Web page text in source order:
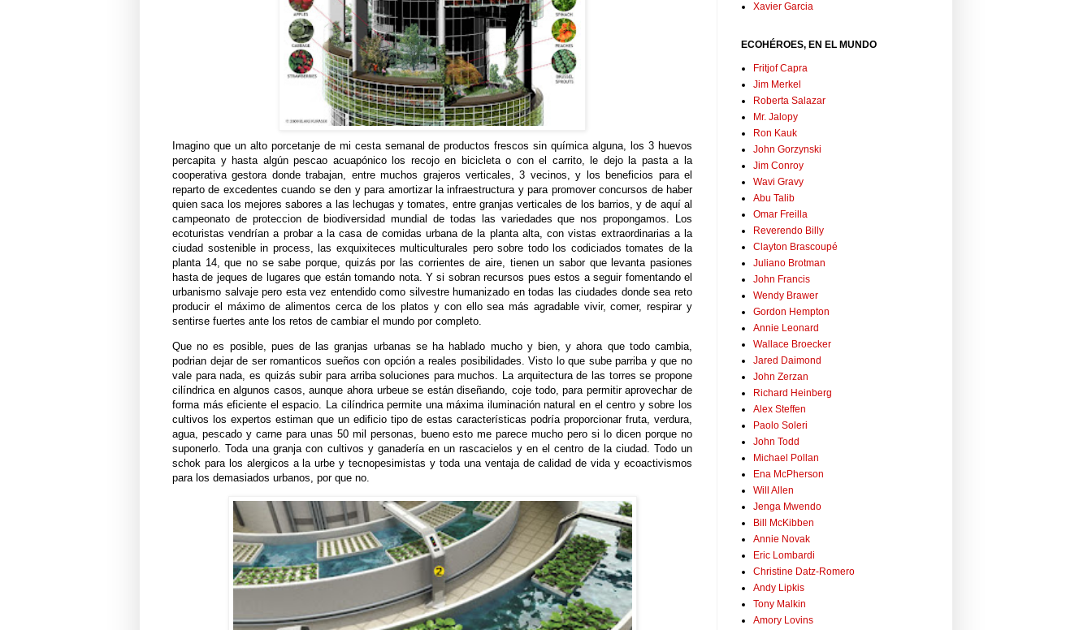
Imagino que un alto porcetanje de mi cesta semanal de productos frescos sin química alguna, los 3 huevos
percapita y hasta algún pescao acuapónico los recojo en bicicleta o con el carrito, le dejo la pasta a la
cooperativa gestora donde trabajan, entre muchos grajeros verticales, 3 vecinos, y los beneficios para el
reparto de excedentes cuando se den y para amortizar la infraestructura y para promover concursos de haber
quien saca los mejores sabores a las lechugas y tomates, entre granjas verticales de los barrios, y de aquí al
campeonato de proteccion de biodiversidad mundial de todas las variedades que nos propongamos. Los
ecoturistas vendrían a probar a la casa de comidas urbana de la planta alta, con vistas extraordinarias a la
ciudad sostenible in process, las exquixiteces multiculturales pero sobre todo los codiciados tomates de la
planta 14, que no se sabe porque, quizás por las corrientes de aire, tienen un sabor que levanta pasiones
hasta de jeques de lugares que están tomando nota. Y si sobran recursos pues estos a seguir fomentando el
urbanismo salvaje pero esta vez entendido como silvestre humanizado en todas las ciudades donde sea reto
producir el máximo de alimentos cerca de los platos y con ello sea más agradable vivir, comer, respirar y
sentirse fuertes ante los retos de cambiar el mundo por completo.
Que no es posible, pues de las granjas urbanas se ha hablado mucho y bien, y ahora que todo cambia,
podrian dejar de ser romanticos sueños con opción a reales posibilidades. Visto lo que sube parriba y que no
vale para nada, es quizás subir para arriba soluciones para muchos. La arquitectura de las torres se propone
cilíndrica en algunos casos, aunque ahora urbeue se están diseñando, coje todo, para permitir aprovechar de
forma más eficiente el espacio. La cilíndrica permite una máxima iluminación natural en el centro y sobre los
cultivos los expertos estiman que un edificio tipo de estas características podría proporcionar fruta, verdura,
agua, pescado y carne para unas 50 mil personas, bueno esto me parece mucho pero si lo dicen porque no
suponerlo. Toda una granja con cultivos y ganadería en un rascacielos y en el centro de la ciudad. Todo un
schok para los alergicos a la urbe y tecnopesimistas y toda una ventaja de calidad de vida y ecoactivismos
para los demasiados urbanos, por que no.
Xavier Garcia
ECOHÉROES, EN EL MUNDO
Fritjof Capra
Jim Merkel
Roberta Salazar
Mr. Jalopy
Ron Kauk
John Gorzynski
Jim Conroy
Wavi Gravy
Abu Talib
Omar Freilla
Reverendo Billy
Clayton Brascoupé
Juliano Brotman
John Francis
Wendy Brawer
Gordon Hempton
Annie Leonard
Wallace Broecker
Jared Daimond
John Zerzan
Richard Heinberg
Alex Steffen
Paolo Soleri
John Todd
Michael Pollan
Ena McPherson
Will Allen
Jenga Mwendo
Bill McKibben
Annie Novak
Eric Lombardi
Christine Datz-Romero
Andy Lipkis
Tony Malkin
Amory Lovins